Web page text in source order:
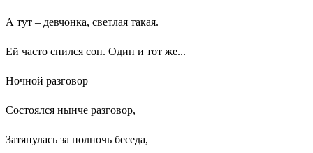
А тут – девчонка, светлая такая.
Ей часто снился сон. Один и тот же...
Ночной разговор
Состоялся нынче разговор,
Затянулась за полночь беседа,